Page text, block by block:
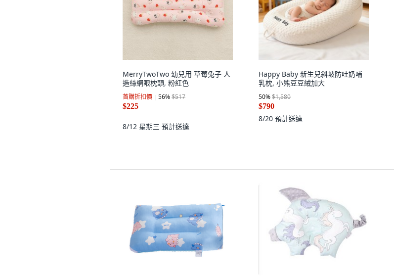
MerryTwoTwo 幼兒用 草莓兔子 人
造絲網眼枕頭, 粉紅色
首購折扣價 56%$517
$225
8/12 星期三 預計送達
Happy Baby 新生兒斜坡防吐奶哺
乳枕, 小熊豆豆絨加大
50%$1,580
$790
8/20 預計送達